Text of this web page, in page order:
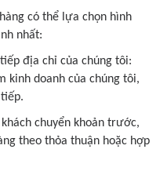
có thể lựa chọn hình
nhất:
địa chỉ của chúng tôi:
kinh doanh của chúng tôi,
chuyển khoản trước,
theo thỏa thuận hoặc hợp